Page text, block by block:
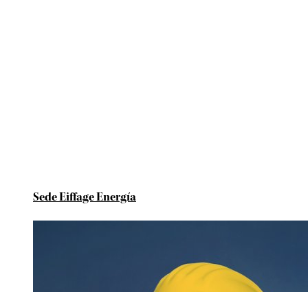
Sede Eiffage Energía